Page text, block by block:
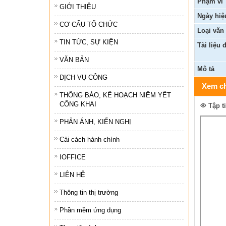
Tổ chức khác
Đảng ủy xã
Ban xây dựng đảng
Ngày
Loại văn
Tài liệu
Mô tả
Xem
Tập
GIỚI THIỆU
CƠ CẤU TỔ CHỨC
TIN TỨC, SỰ KIỆN
VĂN BẢN
DỊCH VỤ CÔNG
THÔNG BÁO, KẾ HOẠCH NIÊM YẾT
CÔNG KHAI
PHẢN ÁNH, KIẾN NGHỊ
Cải cách hành chính
IOFFICE
LIÊN HỆ
Thông tin thị trường
Phần mềm ứng dụng